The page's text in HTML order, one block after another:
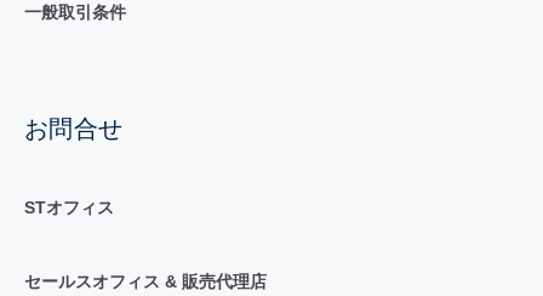
一般取引条件
お問合せ
STオフィス
セールスオフィス & 販売代理店